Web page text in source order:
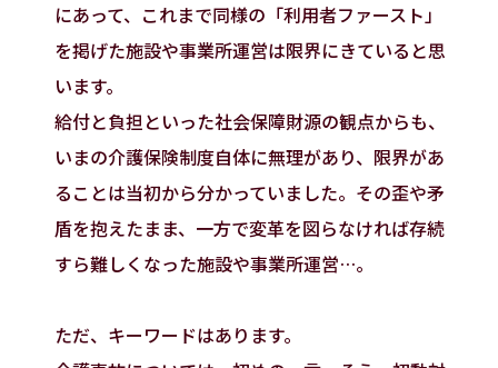
にあって、これまで同様の「利用者ファースト」
を掲げた施設や事業所運営は限界にきていると思
います。
給付と負担といった社会保障財源の観点からも、
いまの介護保険制度自体に無理があり、限界があ
ることは当初から分かっていました。その歪や矛
盾を抱えたまま、一方で変革を図らなければ存続
すら難しくなった施設や事業所運営…。
ただ、キーワードはあります。